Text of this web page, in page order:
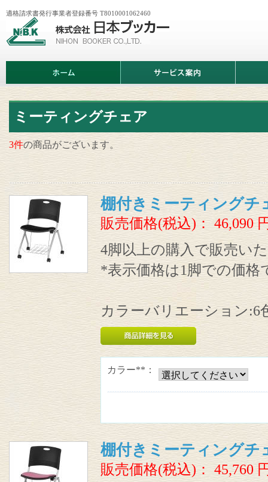
会
日
ッ
カ
適格請求書発行事業者登録番号 T8010001062460
ム
ビ
案
情
ミーティングチェア
3件の商品がございます。
棚付きミーティング
販売価格(税込)：46,090
4脚以上の購入で販売い
*表示価格は1脚での価格
カラーバリエーション:6
カラー**：
棚付きミーティング
販売価格(税込)： 45,760